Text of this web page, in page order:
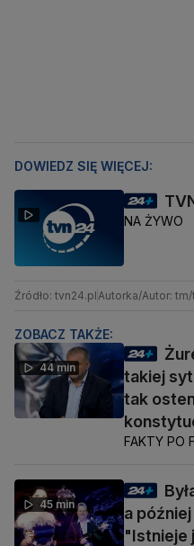
DOWIEDZ SIĘ WIĘCEJ:
NA ŻYWO
Źródło: tvn24.pl Autorka/Autor:
ZOBACZ TAKŻE:
44 min
takiej
tak
FAKTY PO
45 min
a
"Istnieje